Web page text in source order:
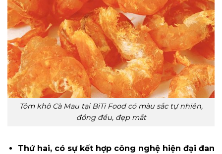
Tôm khô Cà Mau tại BiTi Food có màu sắc tự nhiên,
đồng đều, đẹp mắt
Thứ hai, có sự kết hợp công nghệ hiện đại đan